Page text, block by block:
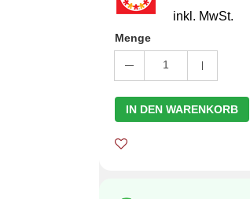
inkl. MwSt.
Menge
1
IN DEN WARENKORB